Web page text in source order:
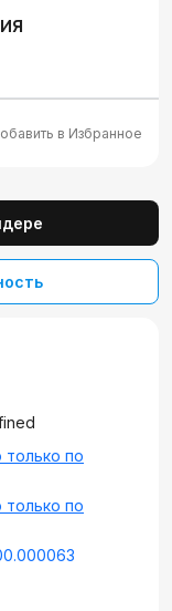
в Избранное
по
по